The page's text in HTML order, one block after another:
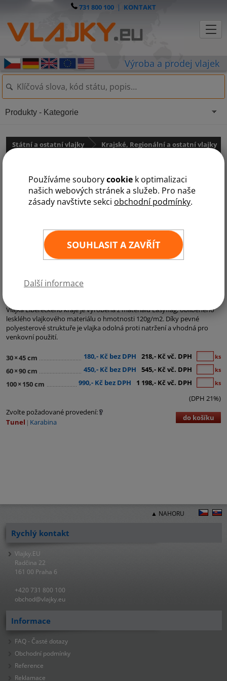
Používáme souborycookie k optimalizaci
našich webových stránek a služeb. Pro naše
zásady navštivte sekci obchodní podmínky.
SOUHLASIT A ZAVŘÍT
Další informace
731 800 100 | KONTAKT
Státní a ostatní vlajky
Krajské, Regionální a ostatní vlajky
Vlajka Libereckého kraje
Kategorie:Krajské vlajky
Vlajka Libereckého kraje je vyrobena z materiálu Easyflag, oblíbeného
lesklého vlajkového materiálu o hmotnosti 120g/m2. Díky pevné
polyesterové struktuře je vlajka odolná proti natržení a vhodná pro
venkovní použití.
30×45 cm 180,- Kč bez DPH 218,- Kč vč. DPH ks
60×90 cm 450,- Kč bez DPH 545,- Kč vč. DPH ks
100× 150 cm 990,- Kč bez DPH 1 198,- Kč vč. DPH ks
(DPH 21%)
Zvolte požadované provedení:
Tunel
Karabina do košíku
Produkty - Kategorie
▲ NAHORU
Rychlý kontakt
Vlajky.EU
Radčina 22
161 00 Praha 6
+420 731 800 100
obchod@vlajky.eu
Informace
FAQ - Časté dotazy
Obchodní podmínky
Reference
Reklamace